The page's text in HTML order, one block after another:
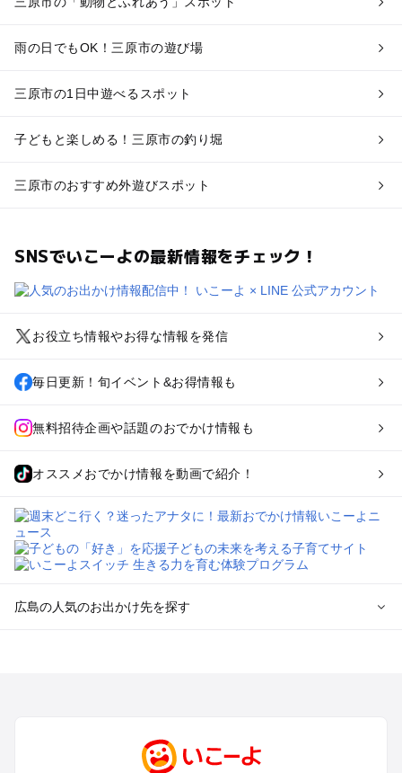
雨の日でもOK！三原市の遊び場
三原市の1日中遊べるスポット
子どもと楽しめる！三原市の釣り堀
三原市のおすすめ外遊びスポット
SNSでいこーよの最新情報をチェック！
お役立ち情報やお得な情報を発信
毎日更新！旬イベント&お得情報も
無料招待企画や話題のおでかけ情報も
オススメおでかけ情報を動画で紹介！
広島の人気のお出かけ先を探す
三次・庄原・三段峡・世羅・芸北のプールお出かけ